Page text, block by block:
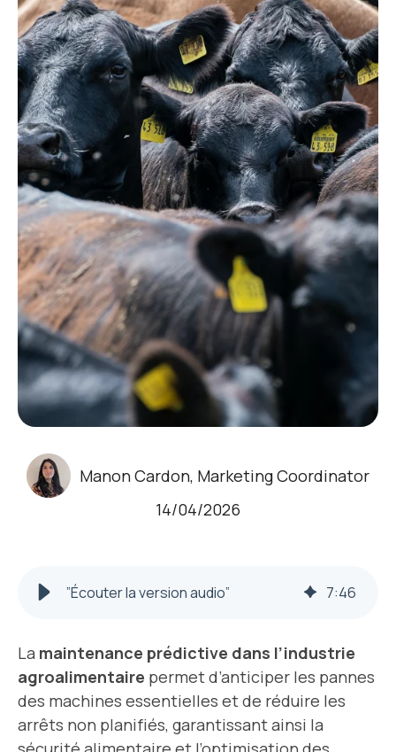
Manon Cardon, Marketing Coordinator
14/04/2026
”Écouter la version audio” 7:46
La maintenance prédictive dans l’industrie
agroalimentaire permet d’anticiper les pannes
des machines essentielles et de réduire les
arrêts non planifiés, garantissant ainsi la